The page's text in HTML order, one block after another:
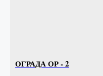
ОГРАДА ОР - 2